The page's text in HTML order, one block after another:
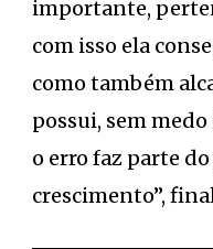
importante,
com isso ela
como também
possui, sem
o erro faz parte
crescimento”,